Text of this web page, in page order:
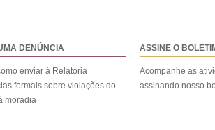
DENÚNCIA
enviar à Relatoria
formais sobre violações do
moradia
ASSINE O
Acompanhe as
assinando nosso